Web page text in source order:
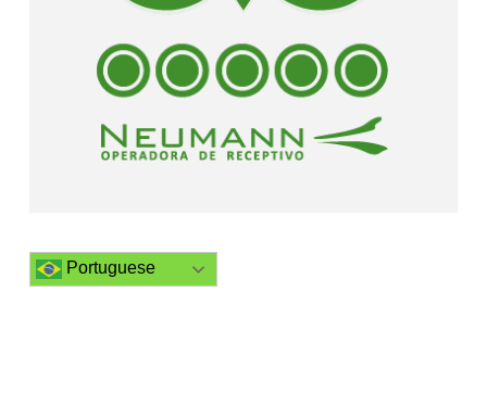
Portuguese